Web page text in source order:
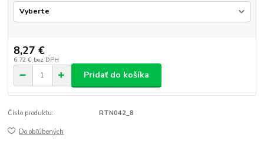
8,27 €
6,72 € bez DPH
Pridať do košíka
Číslo produktu: RTN042_8
Do obľúbených